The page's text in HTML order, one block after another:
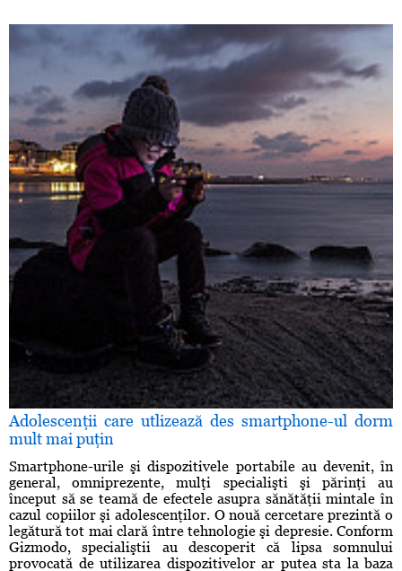
Adolescenţii care utlizează des smartphone-ul dorm
mult mai puţin
Smartphone-urile şi dispozitivele portabile au devenit, în
general, omniprezente, mulţi specialişti şi părinţi au
început să se teamă de efectele asupra sănătăţii mintale în
cazul copiilor şi adolescenţilor. O nouă cercetare prezintă o
legătură tot mai clară între tehnologie şi depresie. Conform
Gizmodo, specialiştii au descoperit că lipsa somnului
provocată de utilizarea dispozitivelor ar putea sta la baza